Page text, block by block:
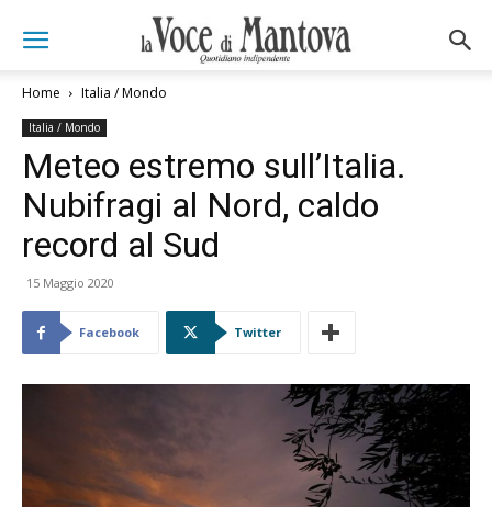
Home Italia / Mondo
Italia / Mondo
Meteo estremo sull’Italia.
Nubifragi al Nord, caldo
record al Sud
15 Maggio 2020
Facebook Twitter